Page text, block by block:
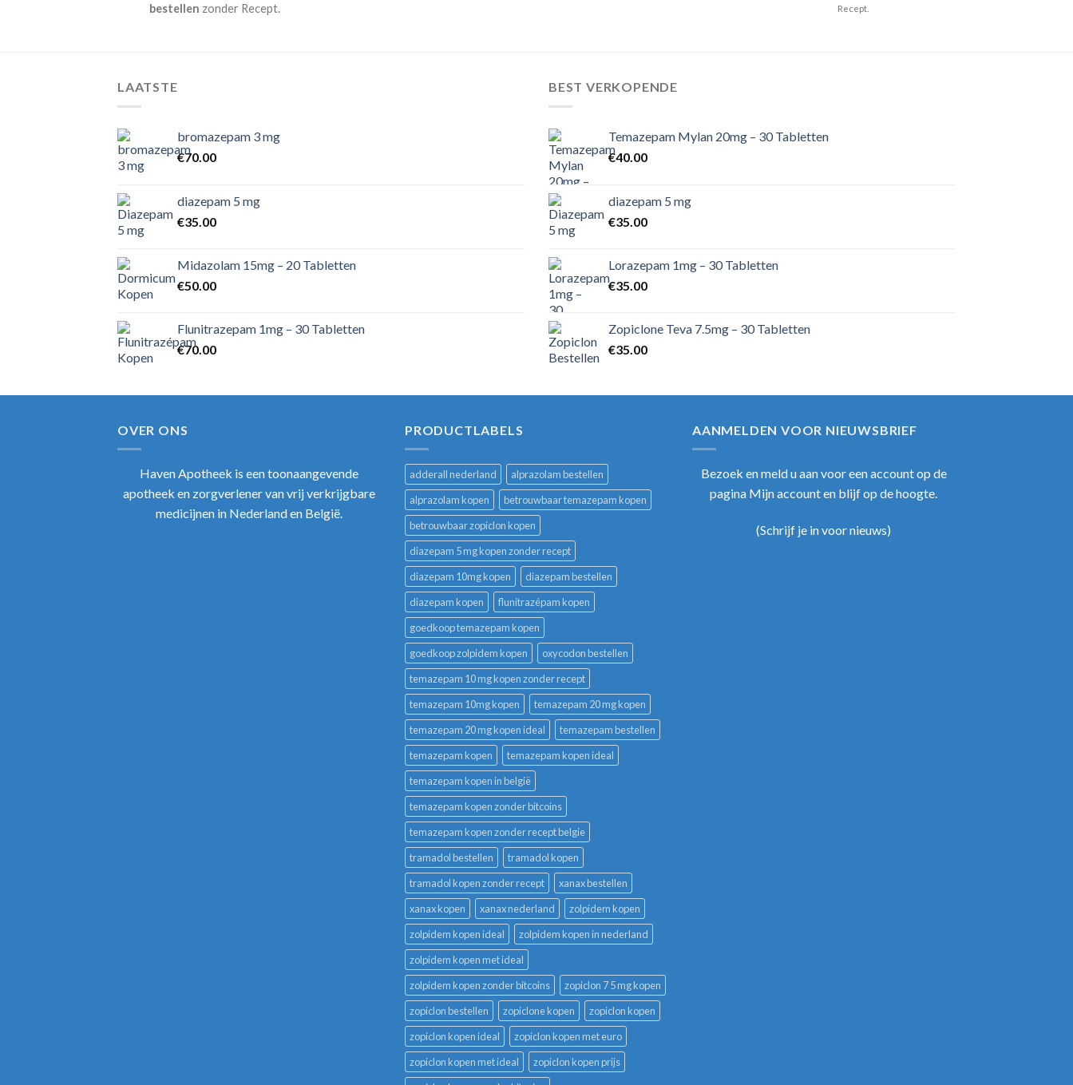
bestellen zonder Recept.
Recept.
LAATSTE
bromazepam 3 mg
€70.00
diazepam 5 mg
€35.00
Midazolam 15mg – 20 Tabletten
€50.00
Flunitrazepam 1mg – 30 Tabletten
€70.00
BEST VERKOPENDE
Temazepam Mylan 20mg – 30 Tabletten
€40.00
diazepam 5 mg
€35.00
Lorazepam 1mg – 30 Tabletten
€35.00
Zopiclone Teva 7.5mg – 30 Tabletten
€35.00
OVER ONS
Haven Apotheek is een toonaangevende
apotheek en zorgverlener van vrij verkrijgbare
medicijnen in Nederland en België.
PRODUCTLABELS
adderall nederland
alprazolam bestellen
alprazolam kopen
betrouwbaar temazepam kopen
betrouwbaar zopiclon kopen
diazepam 5 mg kopen zonder recept
diazepam 10mg kopen
diazepam bestellen
diazepam kopen
flunitrazépam kopen
goedkoop temazepam kopen
goedkoop zolpidem kopen
oxycodon bestellen
temazepam 10 mg kopen zonder recept
temazepam 10mg kopen
temazepam 20 mg kopen
temazepam 20 mg kopen ideal
temazepam bestellen
temazepam kopen
temazepam kopen ideal
temazepam kopen in belgië
temazepam kopen zonder bitcoins
temazepam kopen zonder recept belgie
tramadol bestellen
tramadol kopen
tramadol kopen zonder recept
xanax bestellen
xanax kopen
xanax nederland
zolpidem kopen
zolpidem kopen ideal
zolpidem kopen in nederland
zolpidem kopen met ideal
zolpidem kopen zonder bitcoins
zopiclon 7 5 mg kopen
zopiclon bestellen
zopiclone kopen
zopiclon kopen
zopiclon kopen ideal
zopiclon kopen met euro
zopiclon kopen met ideal
zopiclon kopen prijs
AANMELDEN VOOR NIEUWSBRIEF
Bezoek en meld u aan voor een account op de
pagina Mijn account en blijf op de hoogte.
(Schrijf je in voor nieuws)